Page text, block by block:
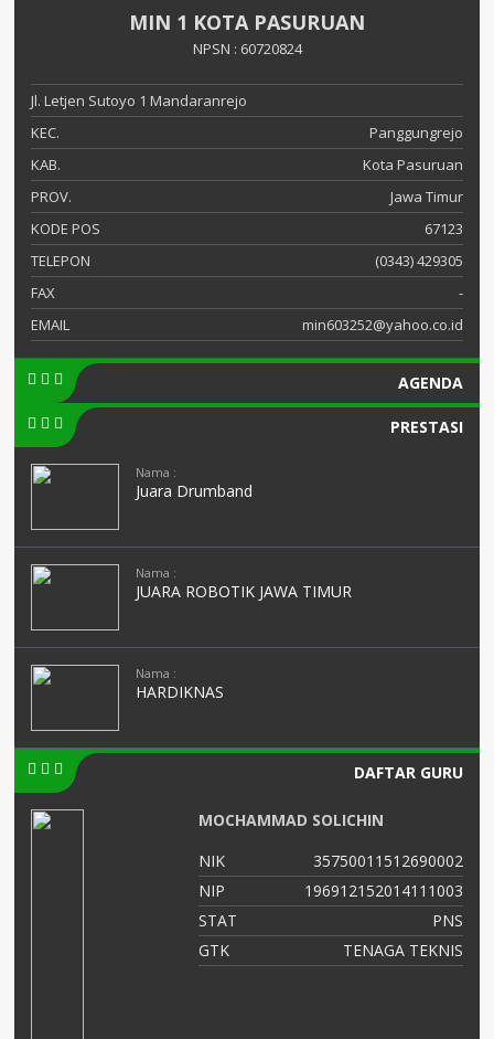
MIN 1 KOTA PASURUAN
NPSN : 60720824
Jl. Letjen Sutoyo 1 Mandaranrejo
KEC.
Panggungrejo
KAB.
Kota Pasuruan
PROV.
Jawa Timur
KODE POS
67123
TELEPON
(0343) 429305
FAX
-
EMAIL
min603252@yahoo.co.id
AGENDA
PRESTASI
Nama :
Juara Drumband
Nama :
JUARA ROBOTIK JAWA TIMUR
Nama :
HARDIKNAS
DAFTAR GURU
MOCHAMMAD SOLICHIN
NIK
35750011512690002
NIP
196912152014111003
STAT
PNS
GTK
TENAGA TEKNIS